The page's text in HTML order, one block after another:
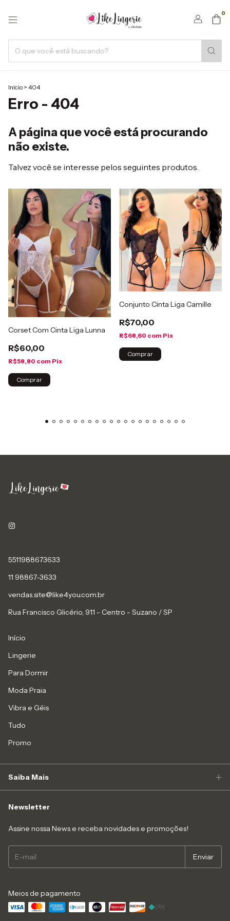
0
Início > 404
Erro - 404
A página que você está procurando
não existe.
Talvez você se interesse pelos seguintes produtos.
Corset Com Cinta Liga Lunna
R$60,00
R$58,80 com Pix
Comprar
Conjunto Cinta Liga Camille
R$70,00
R$68,60 com Pix
Comprar
5511988673633
11 98867-3633
vendas.site@like4you.com.br
Rua Francisco Glicério, 911 - Centro - Suzano / SP
Início
Lingerie
Para Dormir
Moda Praia
Vibra e Géis
Tudo
Promo
Saiba Mais
Newsletter
Assine nossa News e receba novidades e promoções!
Meios de pagamento